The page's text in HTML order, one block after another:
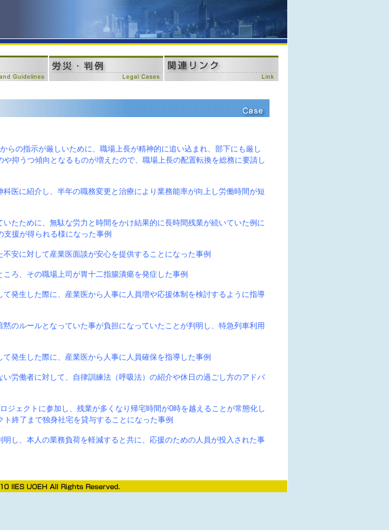
らの指示が厳しいために、職場上長が精神的に追い込まれ、部下にも厳し
抑うつ傾向となるものが増えたので、職場上長の配置転換を総務に要請し
医に紹介し、半年の職務変更と治療により業務能率が向上し労働時間が短
たために、無駄な労力と時間をかけ結果的に長時間残業が続いていた例に
援が得られる様になった事例
安に対して産業医面談が安心を提供することになった事例
ろ、その職場上司が胃十二指腸潰瘍を発症した事例
発生した際に、産業医から人事に人員増や応援体制を検討するように指導
のルールとなっていた事が負担になっていたことが判明し、特急列車利用
発生した際に、産業医から人事に人員確保を指導した事例
労働者に対して、自律訓練法（呼吸法）の紹介や休日の過ごし方のアドバ
ジェクトに参加し、残業が多くなり帰宅時間が0時を越えることが常態化し
終了まで独身社宅を貸与することになった事例
し、本人の業務負荷を軽減すると共に、応援のための人員が投入された事